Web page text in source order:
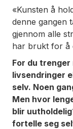
«Kunsten å
denne gangen
gjennom alle
har brukt for å
For du
livsendringer
selv. Noen
Men hvor
blir
fortelle seg